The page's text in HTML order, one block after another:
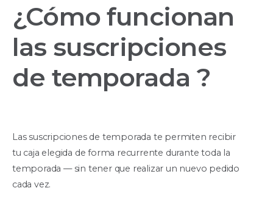
¿Cómo funcionan
las suscripciones
de temporada ?
Las suscripciones de temporada te permiten recibir
tu caja elegida de forma recurrente durante toda la
temporada — sin tener que realizar un nuevo pedido
cada vez.